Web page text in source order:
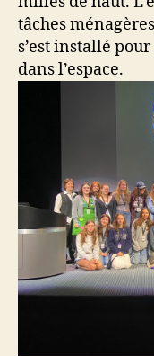
tâches
s’est installé
dans l’espace.